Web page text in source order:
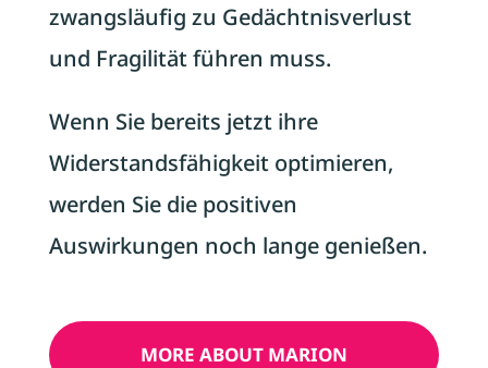
zwangsläufig zu Gedächtnisverlust
und Fragilität führen muss.
Wenn Sie bereits jetzt ihre
Widerstandsfähigkeit optimieren,
werden Sie die positiven
Auswirkungen noch lange genießen.
MORE ABOUT MARION